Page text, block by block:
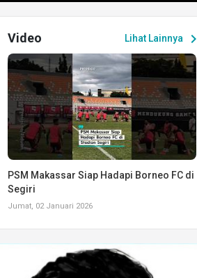
Lihat Lainnya chevron_right
Video
PSM Makassar Siap Hadapi Borneo FC di
Segiri
Jumat, 02 Januari 2026